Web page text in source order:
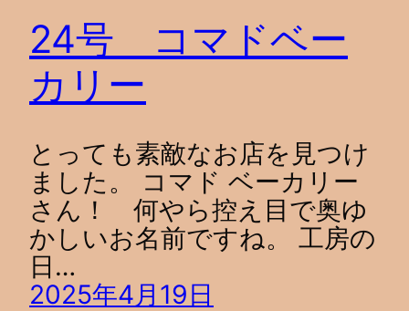
24号 コマドベー
カリー
とっても素敵なお店を見つけ
ました。 コマド ベーカリー
さん！ 何やら控え目で奥ゆ
かしいお名前ですね。 工房の
日…
2025年4月19日